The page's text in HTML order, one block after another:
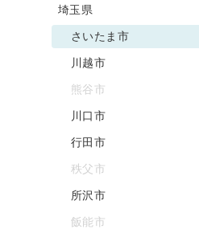
埼玉県
さいたま市
川越市
熊谷市
川口市
行田市
秩父市
所沢市
飯能市